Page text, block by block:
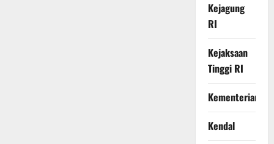
Kejagung
RI
Kejaksaan
Tinggi RI
Kementerian
Kendal